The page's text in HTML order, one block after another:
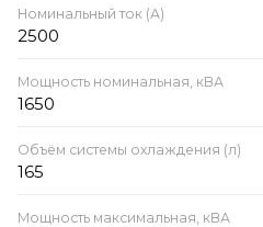
Номинальный ток (А)
2500
Мощность номинальная, кВА
1650
Объём системы охлаждения (л)
165
Мощность максимальная, кВА